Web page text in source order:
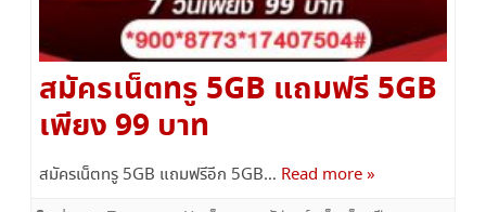
สมัครเน็ตทรู 5GB แถมฟรี 5GB
เพียง 99 บาท
สมัครเน็ตทรู 5GB แถมฟรีอีก 5GB… Read more »